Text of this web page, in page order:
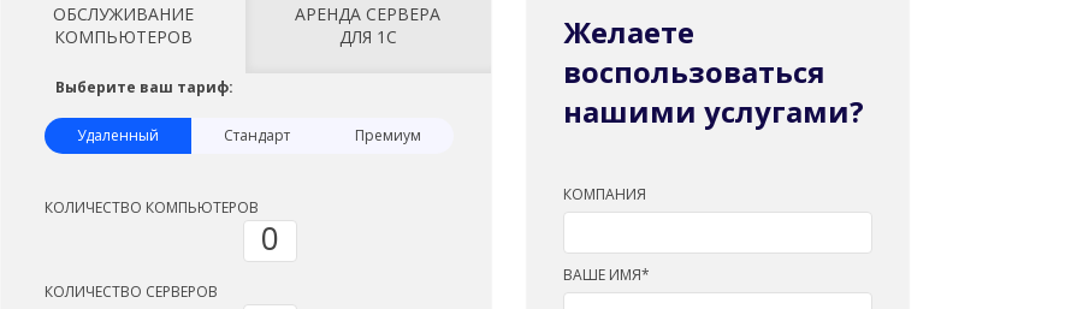
ОБСЛУЖИВАНИЕ
КОМПЬЮТЕРОВ
АРЕНДА СЕРВЕРА
ДЛЯ 1С
Выберите ваш тариф:
Удаленный Стандарт Премиум
КОЛИЧЕСТВО КОМПЬЮТЕРОВ
КОЛИЧЕСТВО СЕРВЕРОВ
КОЛИЧЕСТВО КОМПЬЮТЕРОВ
КОЛИЧЕСТВО СЕРВЕРОВ
КОЛИЧЕСТВО КОМПЬЮТЕРОВ
КОЛИЧЕСТВО СЕРВЕРОВ
Желаете
воспользоваться
нашими услугами?
КОМПАНИЯ
ВАШЕ ИМЯ*